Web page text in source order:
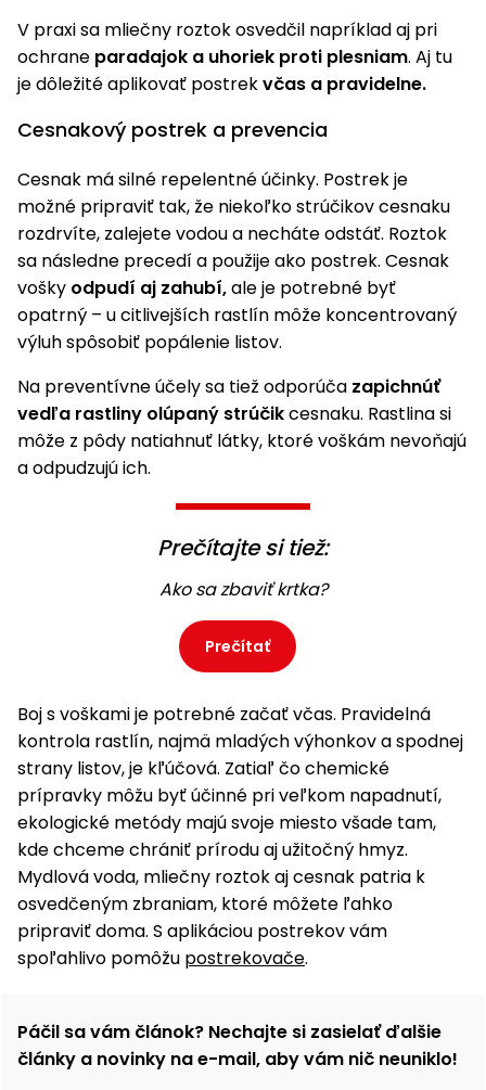
V praxi sa mliečny roztok osvedčil napríklad aj pri
ochrane paradajok a uhoriek proti plesniam. Aj tu
je dôležité aplikovať postrekvčas a pravidelne.
Cesnakový postrek a prevencia
Cesnak má silné repelentné účinky. Postrek je
možné pripraviť tak, že niekoľko strúčikov cesnaku
rozdrvíte, zalejete vodou a necháte odstáť. Roztok
sa následne precedí a použije ako postrek. Cesnak
vošky odpudí aj zahubí,ale je potrebné byť
opatrný – u citlivejších rastlín môže koncentrovaný
výluh spôsobiť popálenie listov.
Na preventívne účely sa tiež odporúča zapichnúť
vedľa rastliny olúpaný strúčikcesnaku. Rastlina si
môže z pôdy natiahnuť látky, ktoré voškám nevoňajú
a odpudzujú ich.
Prečítajte si tiež:
Ako sa zbaviť krtka?
Prečítať
Boj s voškami je potrebné začať včas. Pravidelná
kontrola rastlín, najmä mladých výhonkov a spodnej
strany listov, je kľúčová. Zatiaľ čo chemické
prípravky môžu byť účinné pri veľkom napadnutí,
ekologické metódy majú svoje miesto všade tam,
kde chceme chrániť prírodu aj užitočný hmyz.
Mydlová voda, mliečny roztok aj cesnak patria k
osvedčeným zbraniam, ktoré môžete ľahko
pripraviť doma. S aplikáciou postrekov vám
spoľahlivo pomôžu postrekovače.
Páčil sa vám článok? Nechajte si zasielať ďalšie
články a novinky na e-mail, aby vám nič neuniklo!